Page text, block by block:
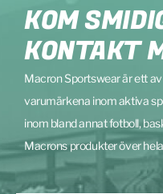
KOM
KONTAKT
Macron Sportswear är ett
varumärkena inom aktiva
inom bland annat fotboll,
Macrons produkter över